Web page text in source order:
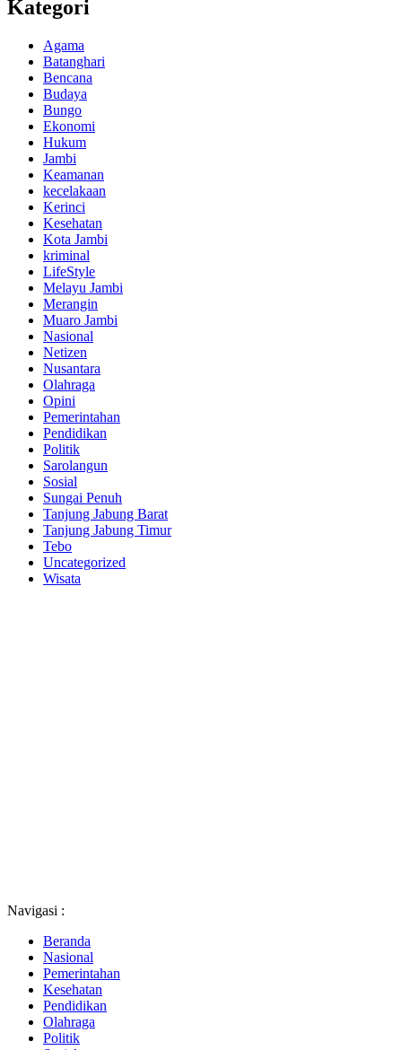
Kategori
Agama
Batanghari
Bencana
Budaya
Bungo
Ekonomi
Hukum
Jambi
Keamanan
kecelakaan
Kerinci
Kesehatan
Kota Jambi
kriminal
LifeStyle
Melayu Jambi
Merangin
Muaro Jambi
Nasional
Netizen
Nusantara
Olahraga
Opini
Pemerintahan
Pendidikan
Politik
Sarolangun
Sosial
Sungai Penuh
Tanjung Jabung Barat
Tanjung Jabung Timur
Tebo
Uncategorized
Wisata
Navigasi :
Beranda
Nasional
Pemerintahan
Kesehatan
Pendidikan
Olahraga
Politik